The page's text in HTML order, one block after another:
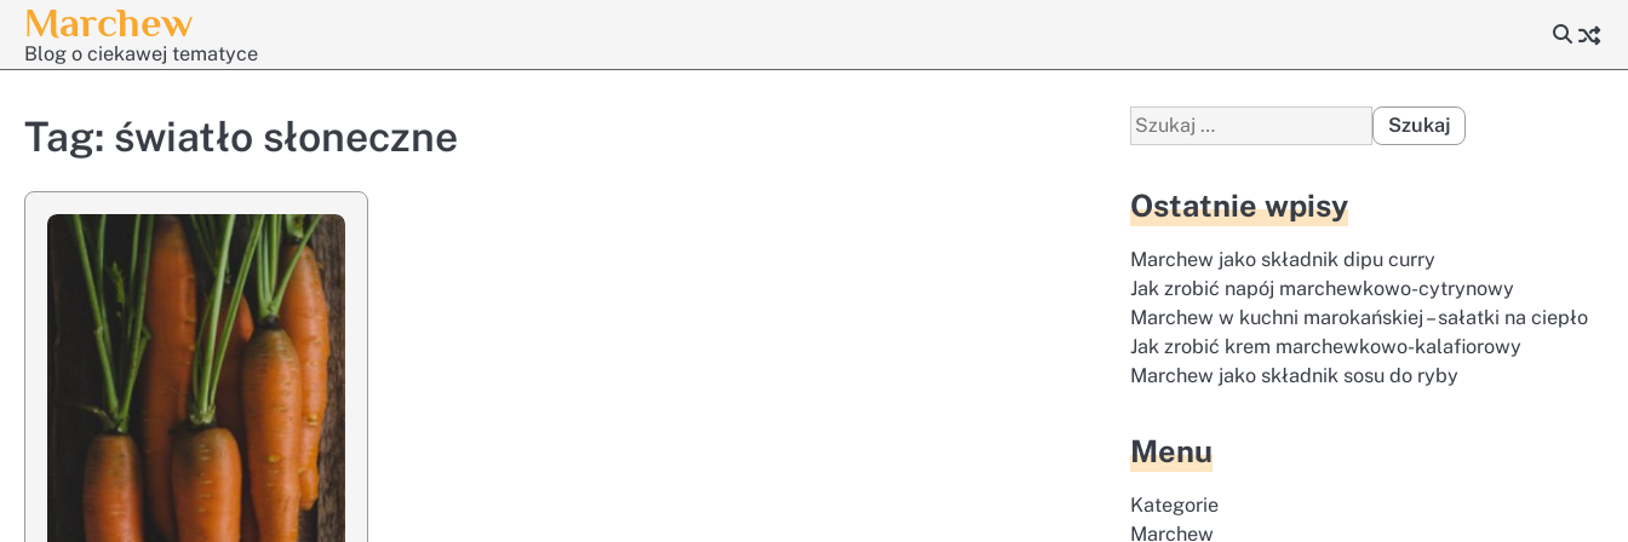
Skip
content
Marchew
Blog o ciekawej tematyce
Tag: światło słoneczne Szukaj:
Ostatnie wpisy
Marchew jako składnik dipu curry
Jak zrobić napój marchewkowo-cytrynowy
Marchew w kuchni marokańskiej – sałatki na ciepło
Jak zrobić krem marchewkowo-kalafiorowy
Marchew jako składnik sosu do ryby
Menu
Kategorie
Marchew